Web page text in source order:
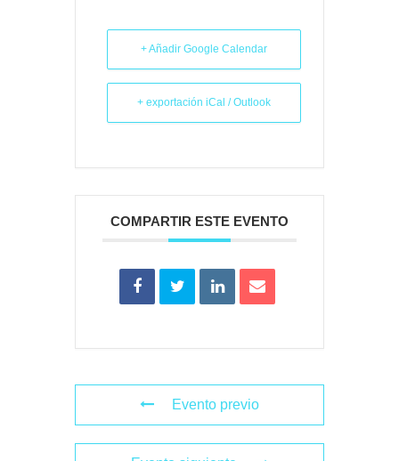
+ Añadir Google Calendar
+ exportación iCal / Outlook
COMPARTIR ESTE EVENTO
Evento previo